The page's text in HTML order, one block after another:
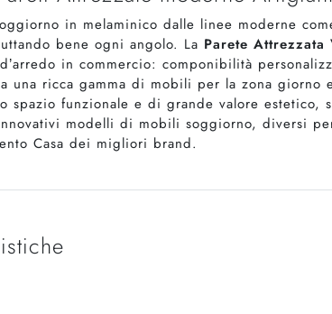
in melaminico dalle linee moderne
bene ogni angolo. La Parete
in commercio: componibilità
una ricca gamma di mobili per la zona giorno
spazio funzionale e di grande valore
modelli di mobili soggiorno, diversi
Casa dei migliori brand.